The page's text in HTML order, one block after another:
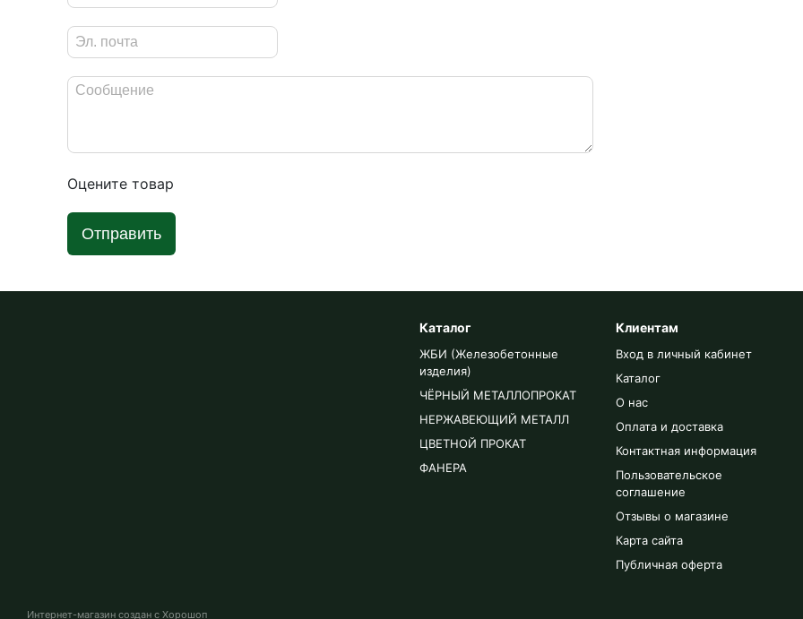
Оцените товар
Отправить
Интернет-магазин создан с Хорошоп
Каталог
ЖБИ (Железобетонные
изделия)
ЧЁРНЫЙ МЕТАЛЛОПРОКАТ
НЕРЖАВЕЮЩИЙ МЕТАЛЛ
ЦВЕТНОЙ ПРОКАТ
ФАНЕРА
Клиентам
Вход в личный кабинет
Каталог
О нас
Оплата и доставка
Контактная информация
Пользовательское
соглашение
Отзывы о магазине
Карта сайта
Публичная оферта